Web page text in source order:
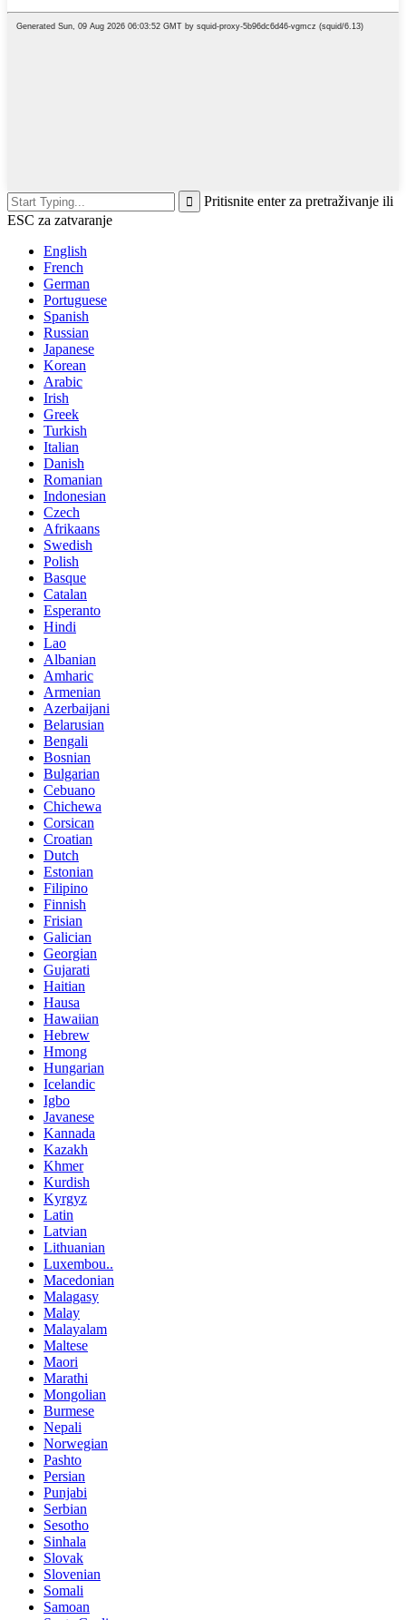
Pritisnite enter za pretraživanje ili
ESC za zatvaranje
English
French
German
Portuguese
Spanish
Russian
Japanese
Korean
Arabic
Irish
Greek
Turkish
Italian
Danish
Romanian
Indonesian
Czech
Afrikaans
Swedish
Polish
Basque
Catalan
Esperanto
Hindi
Lao
Albanian
Amharic
Armenian
Azerbaijani
Belarusian
Bengali
Bosnian
Bulgarian
Cebuano
Chichewa
Corsican
Croatian
Dutch
Estonian
Filipino
Finnish
Frisian
Galician
Georgian
Gujarati
Haitian
Hausa
Hawaiian
Hebrew
Hmong
Hungarian
Icelandic
Igbo
Javanese
Kannada
Kazakh
Khmer
Kurdish
Kyrgyz
Latin
Latvian
Lithuanian
Luxembou..
Macedonian
Malagasy
Malay
Malayalam
Maltese
Maori
Marathi
Mongolian
Burmese
Nepali
Norwegian
Pashto
Persian
Punjabi
Serbian
Sesotho
Sinhala
Slovak
Slovenian
Somali
Samoan